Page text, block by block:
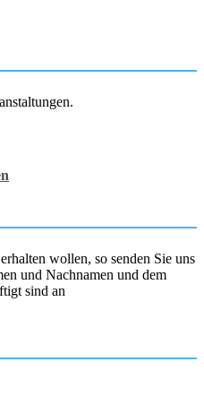
wollen, so senden Sie uns
und Nachnamen und dem
sind an